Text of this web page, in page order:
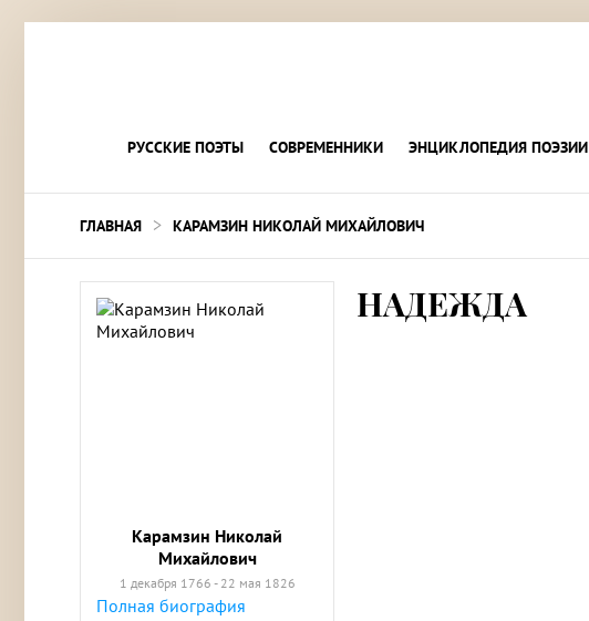
РУССКИЕ ПОЭТЫ СОВРЕМЕННИКИ ЭНЦИКЛОПЕДИЯ ПОЭЗИИ
ГЛАВНАЯ > КАРАМЗИН НИКОЛАЙ МИХАЙЛОВИЧ
Карамзин Николай
Михайлович
1 декабря 1766 - 22 мая 1826
Полная биография
НАДЕЖДА